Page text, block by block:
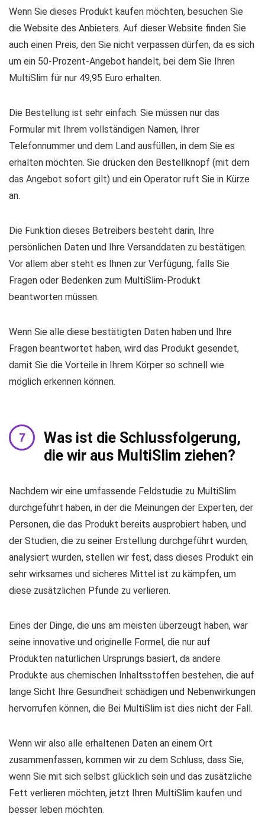
Wenn Sie dieses Produkt kaufen möchten, besuchen Sie
die Website des Anbieters. Auf dieser Website finden Sie
auch einen Preis, den Sie nicht verpassen dürfen, da es sich
um ein 50-Prozent-Angebot handelt, bei dem Sie Ihren
MultiSlim für nur 49,95 Euro erhalten.
Die Bestellung ist sehr einfach. Sie müssen nur das
Formular mit Ihrem vollständigen Namen, Ihrer
Telefonnummer und dem Land ausfüllen, in dem Sie es
erhalten möchten. Sie drücken den Bestellknopf (mit dem
das Angebot sofort gilt) und ein Operator ruft Sie in Kürze
an.
Die Funktion dieses Betreibers besteht darin, Ihre
persönlichen Daten und Ihre Versanddaten zu bestätigen.
Vor allem aber steht es Ihnen zur Verfügung, falls Sie
Fragen oder Bedenken zum MultiSlim-Produkt
beantworten müssen.
Wenn Sie alle diese bestätigten Daten haben und Ihre
Fragen beantwortet haben, wird das Produkt gesendet,
damit Sie die Vorteile in Ihrem Körper so schnell wie
möglich erkennen können.
Was ist die Schlussfolgerung,
die wir aus MultiSlim ziehen?
Nachdem wir eine umfassende Feldstudie zu MultiSlim
durchgeführt haben, in der die Meinungen der Experten, der
Personen, die das Produkt bereits ausprobiert haben, und
der Studien, die zu seiner Erstellung durchgeführt wurden,
analysiert wurden, stellen wir fest, dass dieses Produkt ein
sehr wirksames und sicheres Mittel ist zu kämpfen, um
diese zusätzlichen Pfunde zu verlieren.
Eines der Dinge, die uns am meisten überzeugt haben, war
seine innovative und originelle Formel, die nur auf
Produkten natürlichen Ursprungs basiert, da andere
Produkte aus chemischen Inhaltsstoffen bestehen, die auf
lange Sicht Ihre Gesundheit schädigen und Nebenwirkungen
hervorrufen können, die Bei MultiSlim ist dies nicht der Fall.
Wenn wir also alle erhaltenen Daten an einem Ort
zusammenfassen, kommen wir zu dem Schluss, dass Sie,
wenn Sie mit sich selbst glücklich sein und das zusätzliche
Fett verlieren möchten, jetzt Ihren MultiSlim kaufen und
besser leben möchten.